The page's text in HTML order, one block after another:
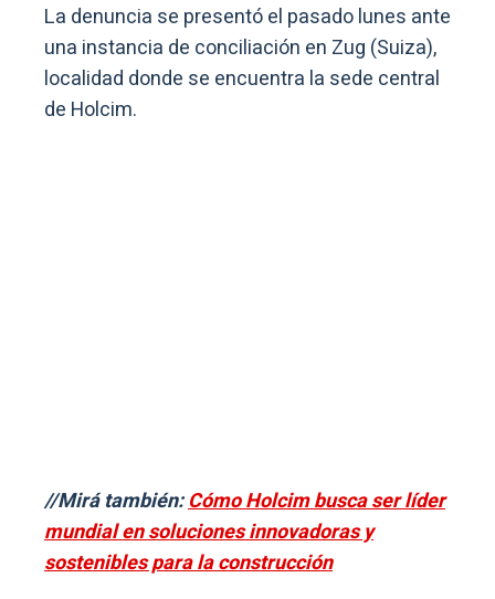
La denuncia se presentó el pasado lunes ante
una instancia de conciliación en Zug (Suiza),
localidad donde se encuentra la sede central
de Holcim.
//Mirá también:Cómo Holcim busca ser líder
mundial en soluciones innovadoras y
sostenibles para la construcción